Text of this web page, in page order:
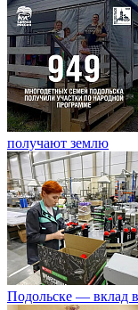
получают землю
Подольске — вклад